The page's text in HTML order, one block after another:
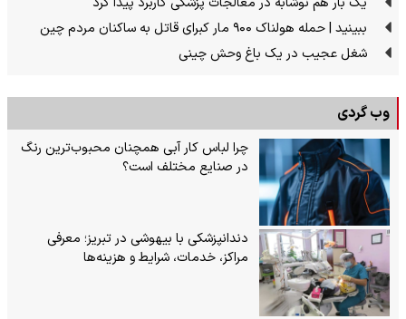
ببینید | حمله هولناک ۹۰۰ مار کبرای قاتل به ساکنان مردم چین
شغل عجیب در یک باغ وحش چینی
وب گردی
چرا لباس کار آبی همچنان محبوب‌ترین رنگ
در صنایع مختلف است؟
دندانپزشکی با بیهوشی در تبریز؛ معرفی
مراکز، خدمات، شرایط و هزینه‌ها